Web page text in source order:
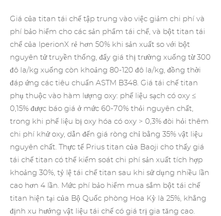
Giá của titan tái chế tập trung vào việc giảm chi phí và
phí bảo hiểm cho các sản phẩm tái chế, và bột titan tái
chế của IperionX rẻ hơn 50% khi sản xuất so với bột
nguyên tử truyền thống, đẩy giá thị trường xuống từ 300
đô la/kg xuống còn khoảng 80-120 đô la/kg, đồng thời
đáp ứng các tiêu chuẩn ASTM B348. Giá tái chế titan
phụ thuộc vào hàm lượng oxy: phế liệu sạch có oxy ≤
0,15% được báo giá ở mức 60-70% thỏi nguyên chất,
trong khi phế liệu bị oxy hóa có oxy > 0,3% đòi hỏi thêm
chi phí khử oxy, dẫn đến giá ròng chỉ bằng 35% vật liệu
nguyên chất. Thực tế Prius titan của Baoji cho thấy giá
tái chế titan có thể kiểm soát chi phí sản xuất tích hợp
khoảng 30%, tỷ lệ tái chế titan sau khi sử dụng nhiều lần
cao hơn 4 lần. Mức phí bảo hiểm mua sắm bột tái chế
titan hiện tại của Bộ Quốc phòng Hoa Kỳ là 25%, khẳng
định xu hướng vật liệu tái chế có giá trị gia tăng cao.